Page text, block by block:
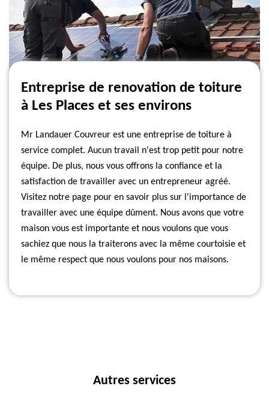
Entreprise de renovation de toiture
à Les Places et ses environs
Mr Landauer Couvreur est une entreprise de toiture à
service complet. Aucun travail n'est trop petit pour notre
équipe. De plus, nous vous offrons la confiance et la
satisfaction de travailler avec un entrepreneur agréé.
Visitez notre page pour en savoir plus sur l'importance de
travailler avec une équipe dûment. Nous avons que votre
maison vous est importante et nous voulons que vous
sachiez que nous la traiterons avec la même courtoisie et
le même respect que nous voulons pour nos maisons.
Autres services